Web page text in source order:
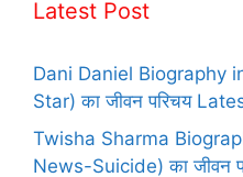
Latest Post
Dani Daniel Biography
Star) का जीवन परिचय
Twisha Sharma
News-Suicide) का जीवन